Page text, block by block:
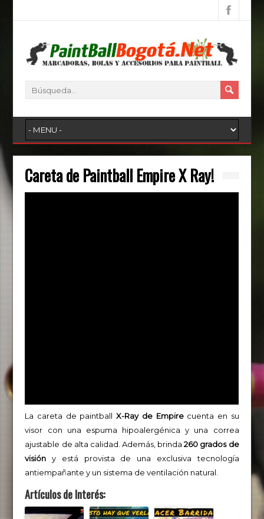
Careta de Paintball Empire X Ray!
La careta de paintballX-Ray de Empirecuenta en su
visor con una espuma hipoalergénica y una correa
ajustable de alta calidad. Además, brinda 260 grados de
visión y está provista de una exclusiva tecnología
antiempañante y un sistema de ventilación natural.
Artículos de Interés: